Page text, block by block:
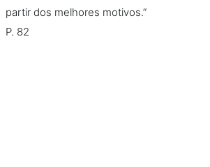
partir dos melhores motivos.”
P. 82